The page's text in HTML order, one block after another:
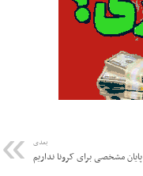
بعدی
پایان مشخصی برای کرونا نداریم